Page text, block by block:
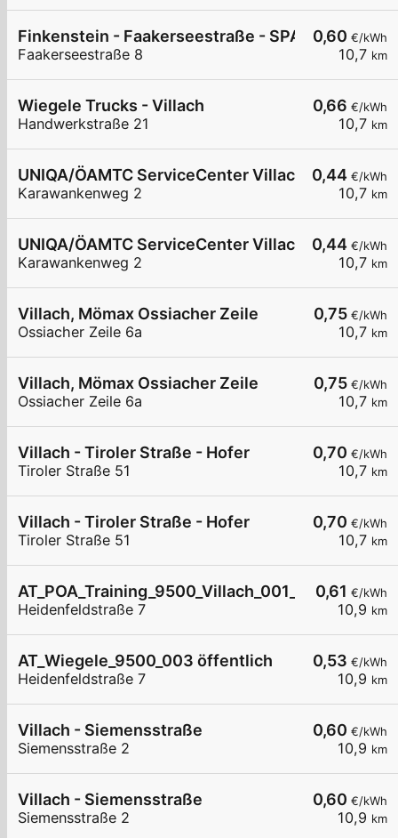
0,60 €/kWh
10,7 km
Finkenstein - Faakerseestraße - SPAR
Faakerseestraße 8
0,66 €/kWh
10,7 km
Wiegele Trucks - Villach
Handwerkstraße 21
0,44 €/kWh
10,7 km
UNIQA/ÖAMTC ServiceCenter Villach - AC1
Karawankenweg 2
0,44 €/kWh
10,7 km
UNIQA/ÖAMTC ServiceCenter Villach - AC2
Karawankenweg 2
0,75 €/kWh
10,7 km
Villach, Mömax Ossiacher Zeile
Ossiacher Zeile 6a
0,75 €/kWh
10,7 km
Villach, Mömax Ossiacher Zeile
Ossiacher Zeile 6a
0,70 €/kWh
10,7 km
Villach - Tiroler Straße - Hofer
Tiroler Straße 51
0,70 €/kWh
10,7 km
Villach - Tiroler Straße - Hofer
Tiroler Straße 51
0,61 €/kWh
10,9 km
Heidenfeldstraße 7
0,53 €/kWh
10,9 km
AT_Wiegele_9500_003 öffentlich
Heidenfeldstraße 7
0,60 €/kWh
10,9 km
Villach - Siemensstraße
Siemensstraße 2
0,60 €/kWh
10,9 km
Villach - Siemensstraße
Siemensstraße 2